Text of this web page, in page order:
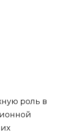
роль в